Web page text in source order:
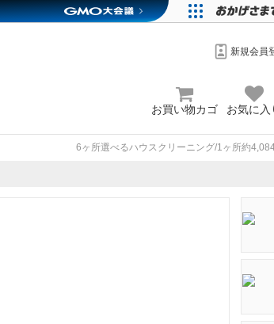
新規会員
お買い物カゴ お気に入
6ヶ所選べるハウスクリーニング/1ヶ所約